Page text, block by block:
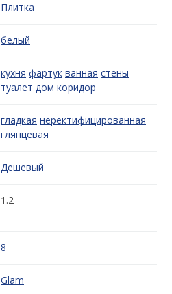
Плитка
белый
кухня фартук ванная стены
туалет дом коридор
гладкая неректифицированная
глянцевая
Дешевый
1.2
8
Glam